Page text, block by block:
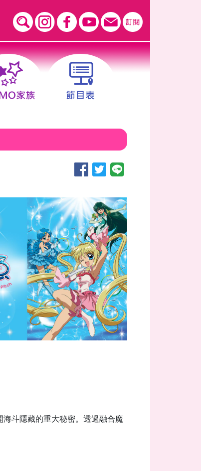
海斗隱藏的重大秘密。 透過融合魔